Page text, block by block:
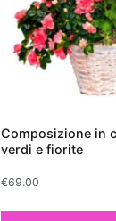
Composizione in
verdi e fiorite
€69.00